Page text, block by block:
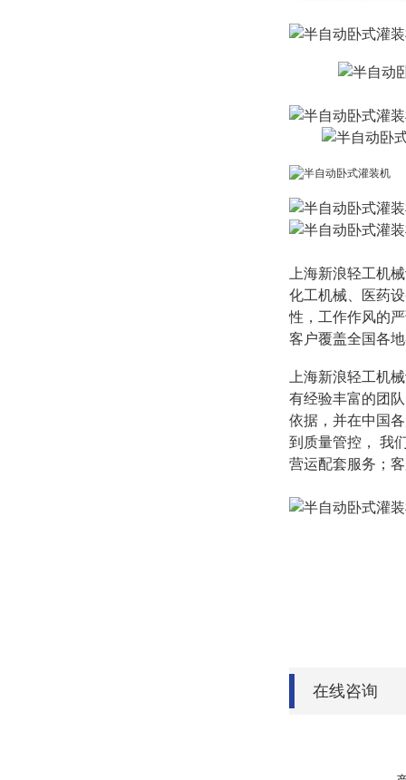
上海新浪轻工机
化工机械、医药
性，工作作风的
客户覆盖全国各
上海新浪轻工机
有经验丰富的团
依据，并在中国
到质量管控，
我
营运配套服务；
在线咨询